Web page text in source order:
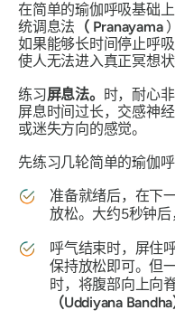
在简单的瑜伽呼吸基础
统调息法 （ Pranayama
如果能够长时间停止呼
使人无法进入真正冥想状
练习屏息法。 时，耐心
屏息时间过长，交感神
或迷失方向的感觉。
先练习几轮简单的瑜伽
准备就绪后，在下
放松。大约5秒钟
呼气结束时，屏住
保持放松即可。但
时，将腹部向上向
（Uddiyana Bandha